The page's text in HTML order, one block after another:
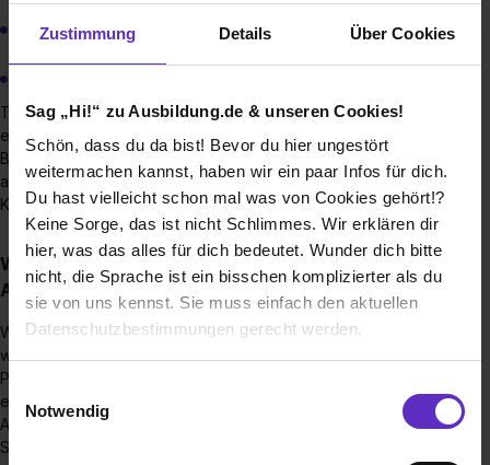
Zustimmung Details Über Cookies
Sag „Hi!“ zu Ausbildung.de & unseren Cookies!
Schön, dass du da bist! Bevor du hier ungestört
weitermachen kannst, haben wir ein paar Infos für dich.
Du hast vielleicht schon mal was von Cookies gehört!?
Keine Sorge, das ist nicht Schlimmes. Wir erklären dir
hier, was das alles für dich bedeutet. Wunder dich bitte
nicht, die Sprache ist ein bisschen komplizierter als du
sie von uns kennst. Sie muss einfach den aktuellen
Datenschutzbestimmungen gerecht werden.
Notwendig
Handwerkliche Berufe: Hauptschulabschluss
Tipp: Wenn du unsicher bist, ob dein Schulabschluss für
einen bestimmten Beruf ausreicht, lohnt sich ein Anruf beim
Bewerbungsmanagement (0571 88804 1330) oder ein Blick
auf die jeweilige Stellenausschreibung im
Karriereportal: https://karriere.diakonie-stiftung-salem.de/.
Wie sieht die Betreuung während einer
Ausbildung in Ihrem Betrieb aus?
Während deiner Ausbildung bei der Diakonie Stiftung Salem
wirst du eng begleitet und individuell betreut – sowohl in der
Praxis als auch in der Theorie. Wir legen großen Wert auf
eine qualitativ hochwertige und persönliche
Ausbildungsbegleitung.
So sieht die Betreuung aus: